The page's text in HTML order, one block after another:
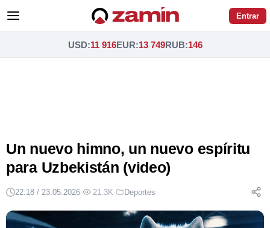
Entrar
USD:11 916EUR:13 749RUB:146
Un nuevo himno, un nuevo espíritu
para Uzbekistán (video)
22:18 / 23.05.2026· 21.3K· Deportes